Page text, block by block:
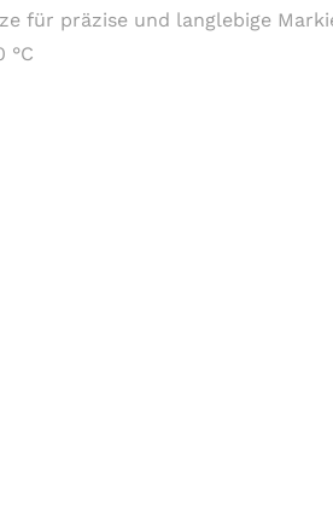
für präzise und langlebige
°C